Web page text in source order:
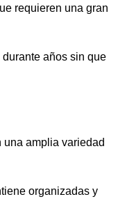
requieren una gran
años sin que
amplia variedad
organizadas y